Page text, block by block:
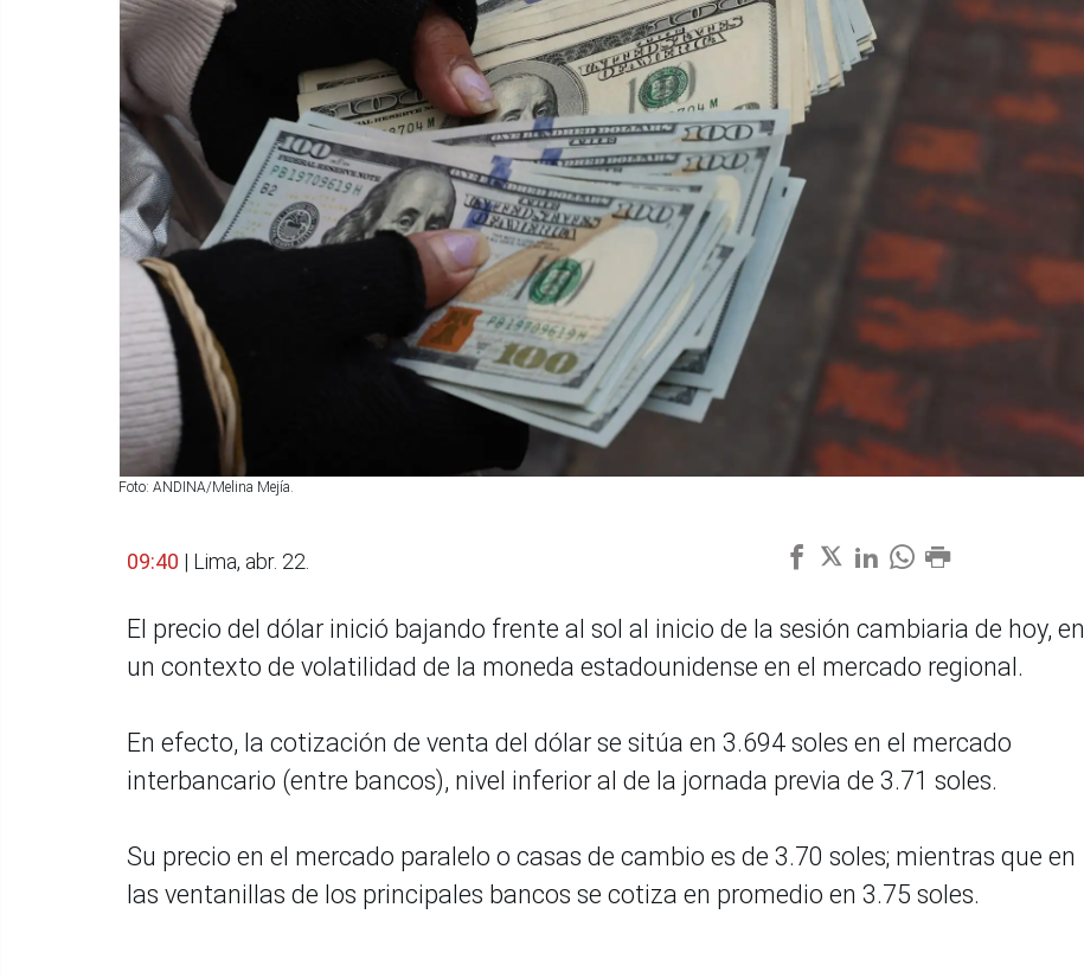
Foto: ANDINA/Melina Mejía.
09:40 | Lima, abr. 22.
El precio del dólar inició bajando frente al sol al inicio de la sesión cambiaria de hoy, en
un contexto de volatilidad de la moneda estadounidense en el mercado regional.
En efecto, la cotización de venta del dólar se sitúa en 3.694 soles en el mercado
interbancario (entre bancos), nivel inferior al de la jornada previa de 3.71 soles.
Su precio en el mercado paralelo o casas de cambio es de 3.70 soles; mientras que en
las ventanillas de los principales bancos se cotiza en promedio en 3.75 soles.